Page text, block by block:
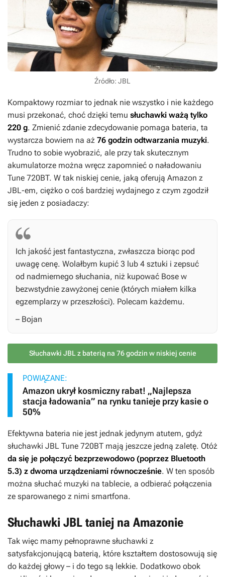
Źródło: JBL
Kompaktowy rozmiar to jednak nie wszystko i nie każdego
musi przekonać, choć dzięki temu słuchawki ważą tylko
220 g. Zmienić zdanie zdecydowanie pomaga bateria, ta
wystarcza bowiem na aż 76 godzin odtwarzania muzyki.
Trudno to sobie wyobrazić, ale przy tak skutecznym
akumulatorze można wręcz zapomnieć o naładowaniu
Tune 720BT. W tak niskiej cenie, jaką oferują Amazon z
JBL-em, ciężko o coś bardziej wydajnego z czym zgodził
się jeden z posiadaczy:
Ich jakość jest fantastyczna, zwłaszcza biorąc pod
uwagę cenę. Wolałbym kupić 3 lub 4 sztuki i zepsuć
od nadmiernego słuchania, niż kupować Bose w
bezwstydnie zawyżonej cenie (których miałem kilka
egzemplarzy w przeszłości). Polecam każdemu.
– Bojan
Słuchawki JBL z baterią na 76 godzin w niskiej cenie
POWIĄZANE:
Amazon ukrył kosmiczny rabat! „Najlepsza
stacja ładowania” na rynku tanieje przy kasie o
50%
Efektywna bateria nie jest jednak jedynym atutem, gdyż
słuchawki JBL Tune 720BT mają jeszcze jedną zaletę. Otóż
da się je połączyć bezprzewodowo (poprzez Bluetooth
5.3) z dwoma urządzeniami równocześnie. W ten sposób
można słuchać muzyki na tablecie, a odbierać połączenia
ze sparowanego z nimi smartfona.
Słuchawki JBL taniej na Amazonie
Tak więc mamy pełnoprawne słuchawki z
satysfakcjonującą baterią, które kształtem dostosowują się
do każdej głowy – i do tego są lekkie. Dodatkowo obok